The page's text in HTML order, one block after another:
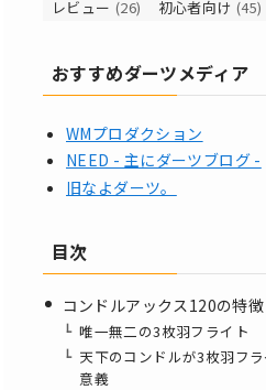
レビュー (26) 初心者向け (45)
おすすめダーツメディア
WMプロダクション
NEED - 主にダーツブログ -
旧なよダーツ。
目次
コンドルアックス120の特徴
唯一無二の3枚羽フライト
天下のコンドルが3枚羽フ
意義